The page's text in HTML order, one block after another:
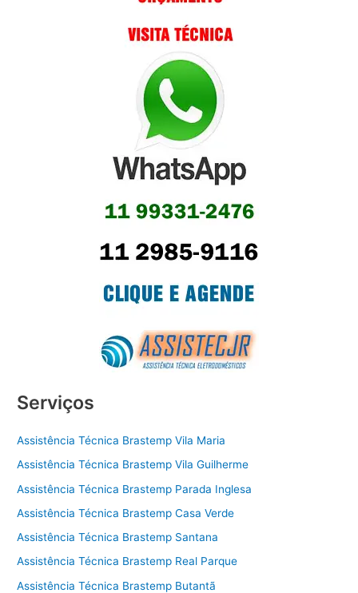
Serviços
Assistência Técnica Brastemp Vila Maria
Assistência Técnica Brastemp Vila Guilherme
Assistência Técnica Brastemp Parada Inglesa
Assistência Técnica Brastemp Casa Verde
Assistência Técnica Brastemp Santana
Assistência Técnica Brastemp Real Parque
Assistência Técnica Brastemp Butantã